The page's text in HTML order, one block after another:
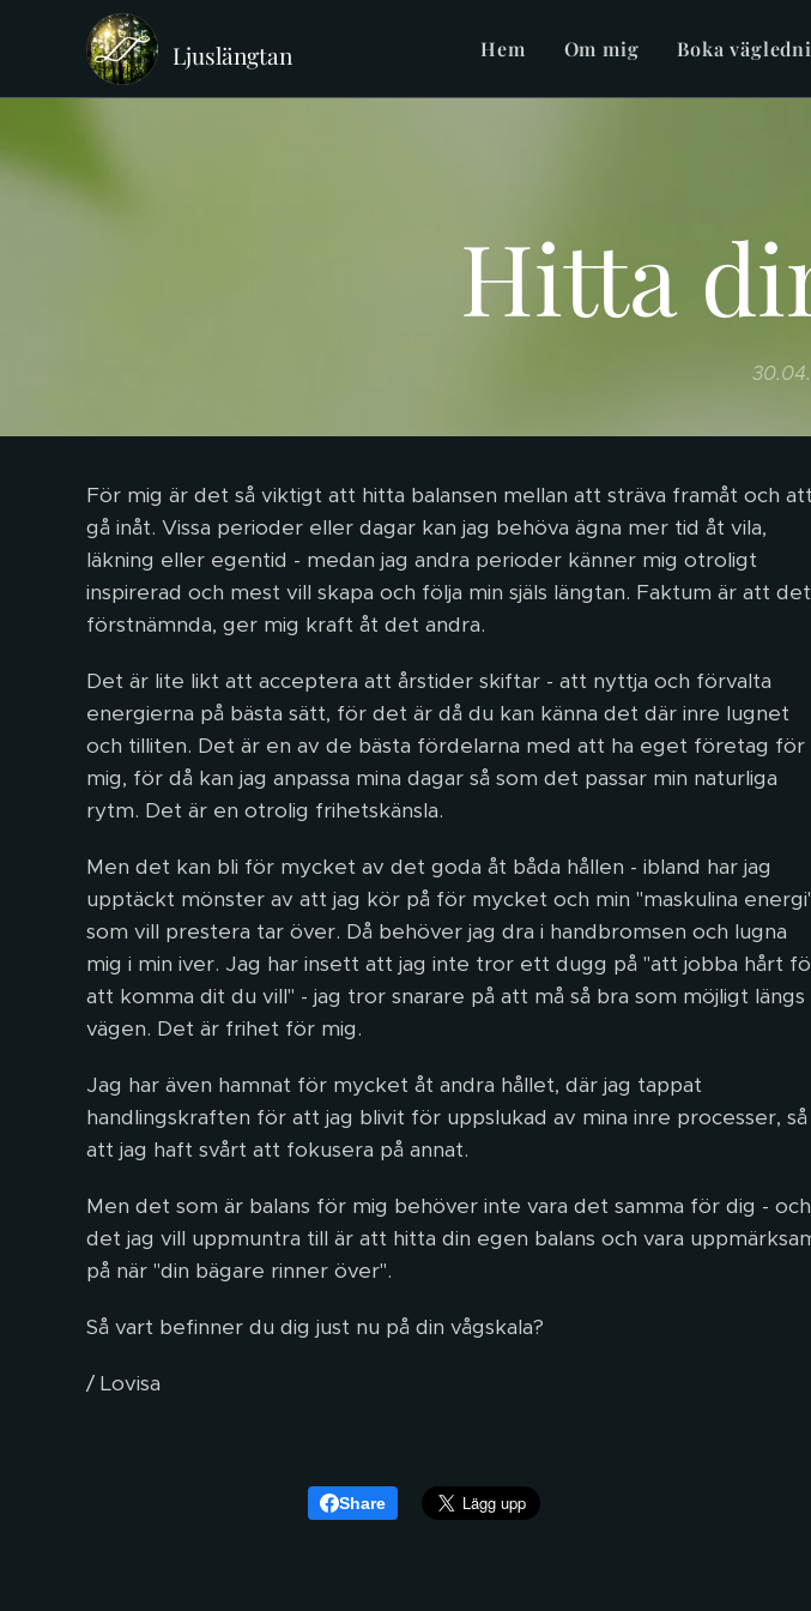
Ljuslängtan Hem Om mig Boka
Hitta
För mig är det så viktigt att hitta balansen mellan att sträva framåt och att
gå inåt. Vissa perioder eller dagar kan jag behöva ägna mer tid åt vila,
läkning eller egentid - medan jag andra perioder känner mig otroligt
inspirerad och mest vill skapa och följa min själs längtan. Faktum är att det
förstnämnda, ger mig kraft åt det andra.
Det är lite likt att acceptera att årstider skiftar - att nyttja och förvalta
energierna på bästa sätt, för det är då du kan känna det där inre lugnet
och tilliten. Det är en av de bästa fördelarna med att ha eget företag för
mig, för då kan jag anpassa mina dagar så som det passar min naturliga
rytm. Det är en otrolig frihetskänsla.
Men det kan bli för mycket av det goda åt båda hållen - ibland har jag
upptäckt mönster av att jag kör på för mycket och min "maskulina
som vill prestera tar över. Då behöver jag dra i handbromsen och lugna
mig i min iver. Jag har insett att jag inte tror ett dugg på "att jobba hårt
att komma dit du vill" - jag tror snarare på att må så bra som möjligt längs
vägen. Det är frihet för mig.
Jag har även hamnat för mycket åt andra hållet, där jag tappat
handlingskraften för att jag blivit för uppslukad av mina inre processer, så
att jag haft svårt att fokusera på annat.
Men det som är balans för mig behöver inte vara det samma för dig - och
det jag vill uppmuntra till är att hitta din egen balans och vara
på när "din bägare rinner över".
Så vart befinner du dig just nu på din vågskala? 🤍
/ Lovisa
Share